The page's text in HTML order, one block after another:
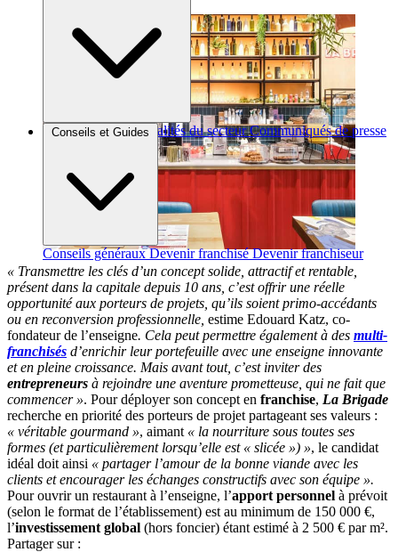
Brèves et actus Actualités du secteur Communiqués de presse
Conseils et Guides
Conseils généraux Devenir franchisé Devenir franchiseur
« Transmettre les clés d’un concept solide, attractif et rentable,
présent dans la capitale depuis 10 ans, c’est offrir une réelle
opportunité aux porteurs de projets, qu’ils soient primo-accédants
ou en reconversion professionnelle, estime Edouard Katz, co-
fondateur de l’enseigne. Cela peut permettre également à des multi-
franchisés d’enrichir leur portefeuille avec une enseigne innovante
et en pleine croissance. Mais avant tout, c’est inviter des
entrepreneurs à rejoindre une aventure prometteuse, qui ne fait que
commencer ». Pour déployer son concept en franchise, La Brigade
recherche en priorité des porteurs de projet partageant ses valeurs :
« véritable gourmand », aimant « la nourriture sous toutes ses
formes (et particulièrement lorsqu’elle est « slicée ») », le candidat
idéal doit ainsi « partager l’amour de la bonne viande avec les
clients et encourager les échanges constructifs avec son équipe ».
Pour ouvrir un restaurant à l’enseigne, l’apport personnel à prévoit
(selon le format de l’établissement) est au minimum de 150 000 €,
l’investissement global (hors foncier) étant estimé à 2 500 € par m².
Partager sur :